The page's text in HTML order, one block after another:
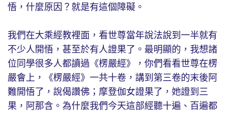
悟，什麼原因？就是有這個障礙。
我們在大乘經教裡面，看世尊當年說法說到一半就有
不少人開悟，甚至於有人證果了。最明顯的，我想諸
位同學很多人都讀過《楞嚴經》，你們看看世尊在楞
嚴會上，《楞嚴經》一共十卷，講到第三卷的末後阿
難開悟了，說偈讚佛；摩登伽女證果了，她證到三
果，阿那含。為什麼我們今天這部經聽十遍、百遍都